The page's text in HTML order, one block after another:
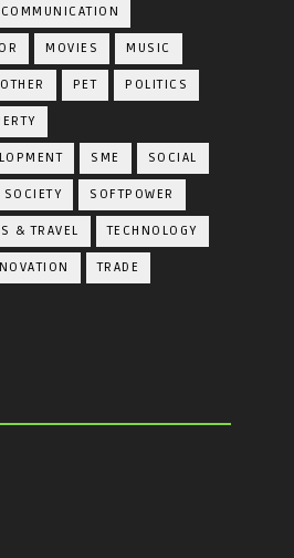
MOVIES MUSIC
OTHER PET POLITICS
SME SOCIAL
SOCIETY SOFTPOWER
& TRAVEL TECHNOLOGY
TRADE